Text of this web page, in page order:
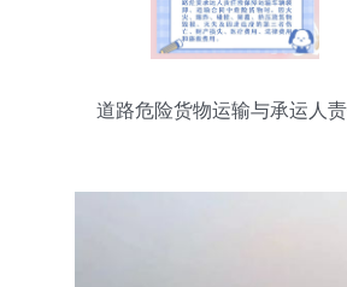
道路危险货物运输与承运人